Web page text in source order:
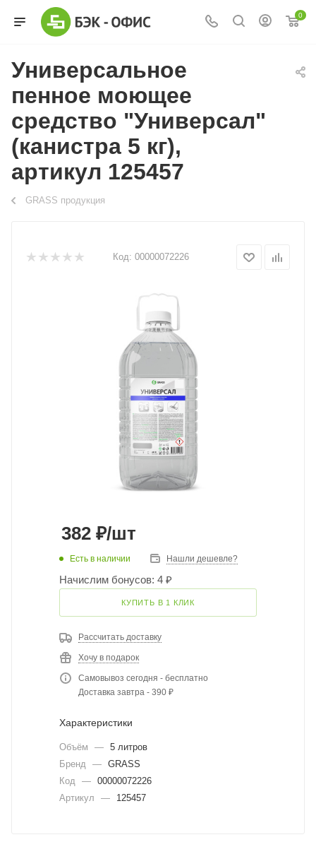
0
Универсальное
пенное моющее
средство "Универсал"
(канистра 5 кг),
артикул 125457
GRASS продукция
Код: 00000072226
382 ₽/шт
Есть в наличии Нашли дешевле?
Начислим бонусов: 4 ₽
КУПИТЬ В 1 КЛИК
Рассчитать доставку
Хочу в подарок
Самовывоз сегодня - бесплатно
Доставка завтра - 390 ₽
Характеристики
Объём — 5 литров
Бренд — GRASS
Код — 00000072226
Артикул
— 125457